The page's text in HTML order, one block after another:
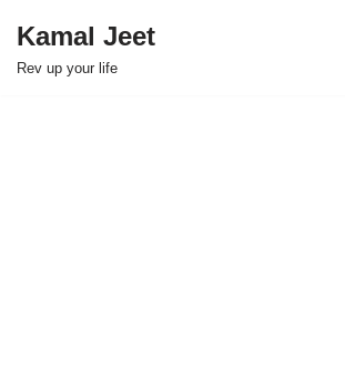
Skip
Kamal Jeet
Rev up your life